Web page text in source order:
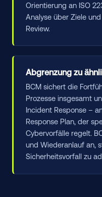
Orientierung an ISO
Analyse über Ziele
Review.
Abgrenzung zu
BCM sichert die
Prozesse insgesamt
Incident Response –
Response Plan, der
Cybervorfälle regelt.
und Wiederanlauf an,
Sicherheitsvorfall zu